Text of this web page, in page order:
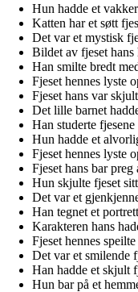
Hun hadde et
Katten har et søtt
Det var et mystisk
Bildet av fjeset hans
Han smilte bredt
Fjeset hennes lyste
Fjeset hans var
Det lille barnet
Han studerte
Hun hadde et
Fjeset hennes lyste
Fjeset hans bar
Hun skjulte fjeset
Det var et
Han tegnet et
Karakteren hans
Fjeset hennes
Det var et smilende
Han hadde et skjult
Hun bar på et